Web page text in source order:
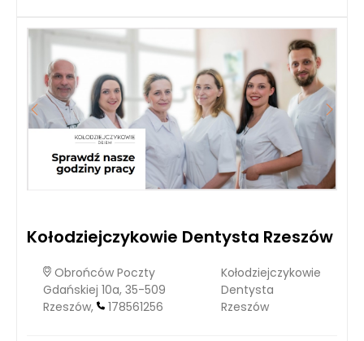
Kołodziejczykowie Dentysta Rzeszów
Obrońców Poczty
Gdańskiej 10a, 35-509
Rzeszów,
178561256
Kołodziejczykowie
Dentysta
Rzeszów